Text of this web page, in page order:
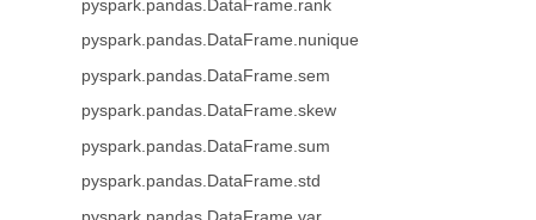
pyspark.pandas.DataFrame.rank
pyspark.pandas.DataFrame.nunique
pyspark.pandas.DataFrame.sem
pyspark.pandas.DataFrame.skew
pyspark.pandas.DataFrame.sum
pyspark.pandas.DataFrame.std
pyspark.pandas.DataFrame.var